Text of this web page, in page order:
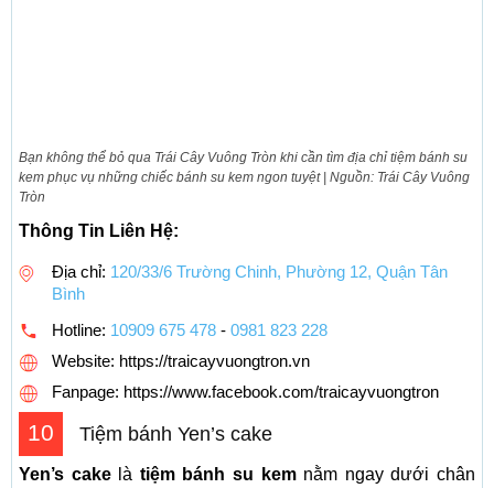
Bạn không thể bỏ qua Trái Cây Vuông Tròn khi cần tìm địa chỉ tiệm bánh su
kem phục vụ những chiếc bánh su kem ngon tuyệt | Nguồn: Trái Cây Vuông
Tròn
Thông Tin Liên Hệ:
Địa chỉ: 120/33/6 Trường Chinh, Phường 12, Quận Tân
Bình
Hotline: 10909 675 478 - 0981 823 228
Website: https://traicayvuongtron.vn
Fanpage: https://www.facebook.com/traicayvuongtron
10 Tiệm bánh Yen’s cake
Yen’s cakelà tiệm bánh su kemnằm ngay dưới chân